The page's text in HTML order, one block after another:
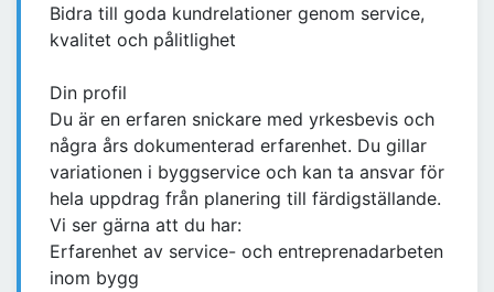
Bidra till goda kundrelationer genom service,
kvalitet och pålitlighet
Din profil
Du är en erfaren snickare med yrkesbevis och
några års dokumenterad erfarenhet. Du gillar
variationen i byggservice och kan ta ansvar för
hela uppdrag från planering till färdigställande.
Vi ser gärna att du har:
Erfarenhet av service- och entreprenadarbeten
inom bygg